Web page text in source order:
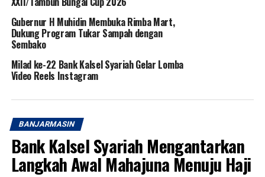
Gubernur H Muhidin Membuka Rimba Mart,
Dukung Program Tukar Sampah dengan
Sembako
Milad ke-22 Bank Kalsel Syariah Gelar Lomba
Video Reels Instagram
BANJARMASIN
Bank Kalsel Syariah Mengantarkan
Langkah Awal Mahajuna Menuju Haji